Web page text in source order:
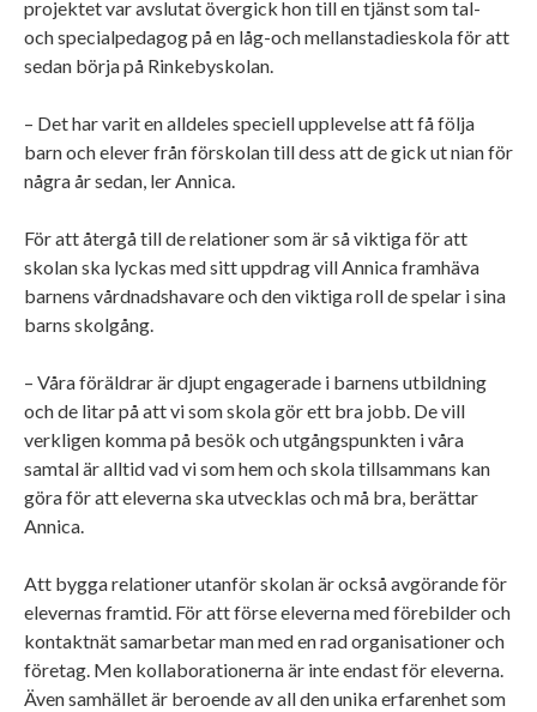
projektet var avslutat övergick hon till en tjänst som tal-
och specialpedagog på en låg-och mellanstadieskola för att
sedan börja på Rinkebyskolan.
– Det har varit en alldeles speciell upplevelse att få följa
barn och elever från förskolan till dess att de gick ut nian för
några år sedan, ler Annica.
För att återgå till de relationer som är så viktiga för att
skolan ska lyckas med sitt uppdrag vill Annica framhäva
barnens vårdnadshavare och den viktiga roll de spelar i sina
barns skolgång.
– Våra föräldrar är djupt engagerade i barnens utbildning
och de litar på att vi som skola gör ett bra jobb. De vill
verkligen komma på besök och utgångspunkten i våra
samtal är alltid vad vi som hem och skola tillsammans kan
göra för att eleverna ska utvecklas och må bra, berättar
Annica.
Att bygga relationer utanför skolan är också avgörande för
elevernas framtid. För att förse eleverna med förebilder och
kontaktnät samarbetar man med en rad organisationer och
företag. Men kollaborationerna är inte endast för eleverna.
Även samhället är beroende av all den unika erfarenhet som